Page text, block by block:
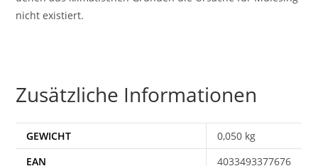
nicht existiert.
Zusätzliche Informationen
GEWICHT
0,050 kg
EAN
4033493377676